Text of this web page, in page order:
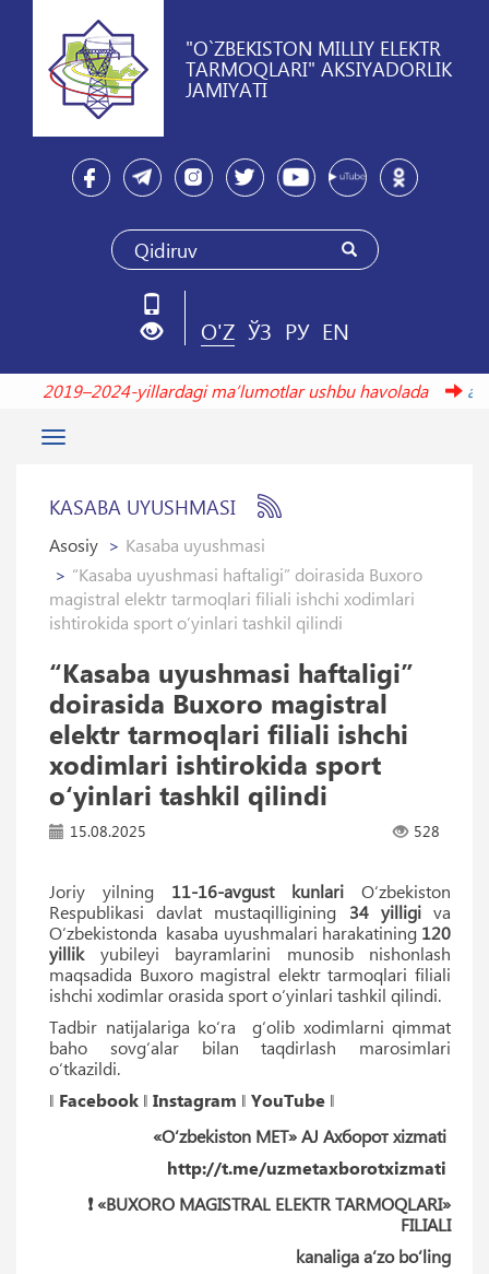
"O`ZBEKISTON MILLIY ELEKTR
TARMOQLARI" AKSIYADORLIK
JAMIYATI
O'Z ЎЗ РУ EN
2019–2024-yillardagi maʼlumotlar ushbu havolada
Toggle
KASABA UYUSHMASI
Asosiy
Kasaba uyushmasi
“Kasaba uyushmasi haftaligi” doirasida Buxoro
magistral elektr tarmoqlari filiali ishchi xodimlari
ishtirokida sport o‘yinlari tashkil qilindi
“Kasaba uyushmasi haftaligi”
doirasida Buxoro magistral
elektr tarmoqlari filiali ishchi
xodimlari ishtirokida sport
o‘yinlari tashkil qilindi
15.08.2025 528
Joriy yilning 11-16-avgust kunlari O‘zbekiston
Respublikasi davlat mustaqilligining 34 yilligiva
O‘zbekistonda kasaba uyushmalari harakatining 120
yillikyubileyi bayramlarini munosib nishonlash
maqsadida Buxoro magistral elektr tarmoqlari filiali
ishchi xodimlar orasida sport o‘yinlari tashkil qilindi.
Tadbir natijalariga ko‘ra g‘olib xodimlarni qimmat
baho sovg‘alar bilan taqdirlash marosimlari
o‘tkazildi.
‖ Facebook ‖ Instagram ‖ YouTube ‖
«O‘zbekiston MET» AJ Ахборот xizmati
http://t.me/uzmetaxborotxizmati
❗️ «BUXORO MAGISTRAL ELEKTR TARMOQLARI»
FILIALI
kanaliga a‘zo bo‘ling